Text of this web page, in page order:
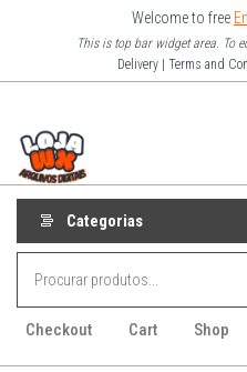
o
Welcome to free
This is top bar widget area. To
Delivery | Terms and
Arquivo
Digitais
Categorias
Checkout Cart Shop